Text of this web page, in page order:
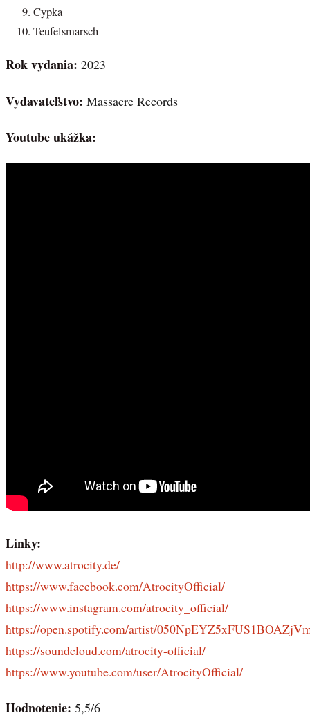
Cypka
Teufelsmarsch
Rok vydania: 2023
Vydavateľstvo: Massacre Records
Youtube ukážka:
Linky:
http://www.atrocity.de/
https://www.facebook.com/AtrocityOfficial/
https://www.instagram.com/atrocity_official/
https://open.spotify.com/artist/
https://soundcloud.com/atrocity-official/
https://www.youtube.com/user/AtrocityOfficial/
Hodnotenie: 5,5/6